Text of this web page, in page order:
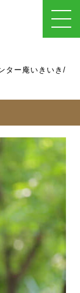
ター庵いきいき/